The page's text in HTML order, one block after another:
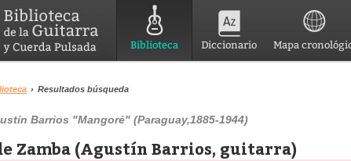
Biblioteca Diccionario Mapa
› Resultados búsqueda
Barrios "Mangoré" (Paraguay,1885-1944)
Zamba (Agustín Barrios, guitarra)